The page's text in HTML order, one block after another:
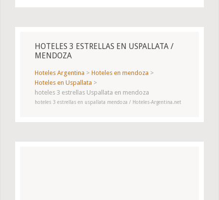
HOTELES 3 ESTRELLAS EN USPALLATA /
MENDOZA
Hoteles Argentina > Hoteles en mendoza >
Hoteles en Uspallata >
hoteles 3 estrellas Uspallata en mendoza
hoteles 3 estrellas en uspallata mendoza / Hoteles-Argentina.net